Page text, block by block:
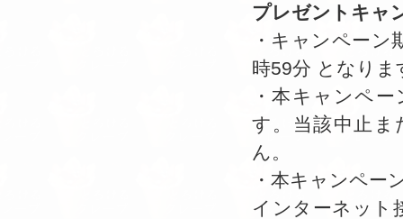
プレゼントキャ
・キャンペーン
時59分 となりま
・本キャンペ
す。当該中止ま
ん。
・本キャンペー
インターネット